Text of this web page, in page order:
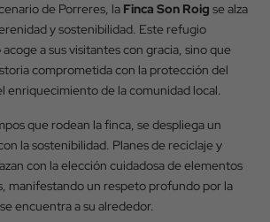
de Porreres, la Finca Son Roig se alza
y sostenibilidad. Este refugio
a sus visitantes con gracia, sino que
comprometida con la protección del
enriquecimiento de la comunidad local.
que rodean la finca, se despliega un
la sostenibilidad. Planes de reciclaje y
con la elección cuidadosa de elementos
manifestando un respeto profundo por la
encuentra a su alrededor.